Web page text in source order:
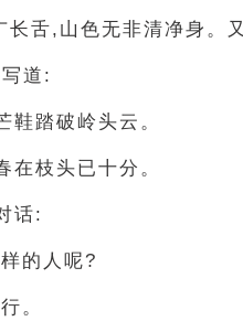
广长舌,山色无非清净身
写道:
,芒鞋踏破岭头云。
,春在枝头已十分。
话:
的人呢?
。